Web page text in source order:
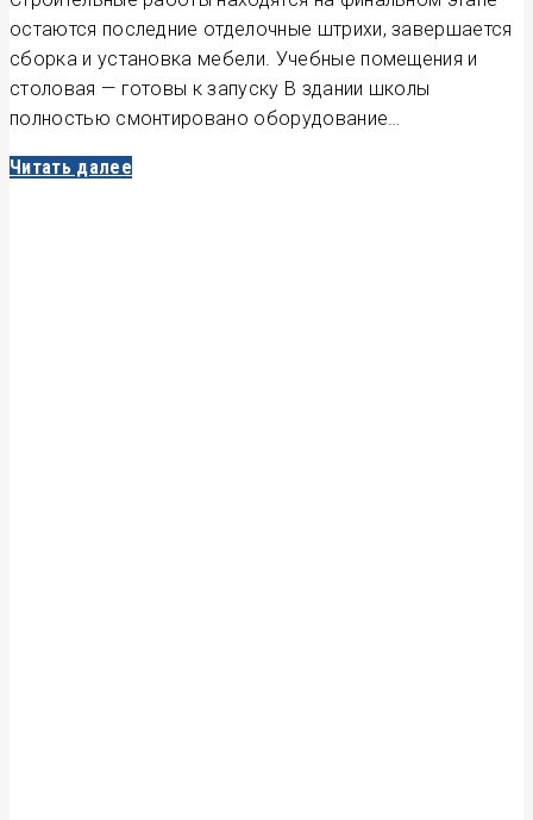
остаются последние отделочные штрихи, завершается
сборка и установка мебели. Учебные помещения и
столовая — готовы к запуску В здании школы
полностью смонтировано оборудование…
Читать далее